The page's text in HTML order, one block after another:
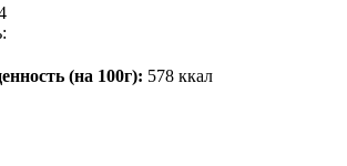
(на 100г): 578 ккал